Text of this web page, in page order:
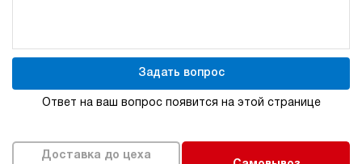
Ответ на ваш вопрос появится на этой странице
Задать вопрос
Доставка до цеха